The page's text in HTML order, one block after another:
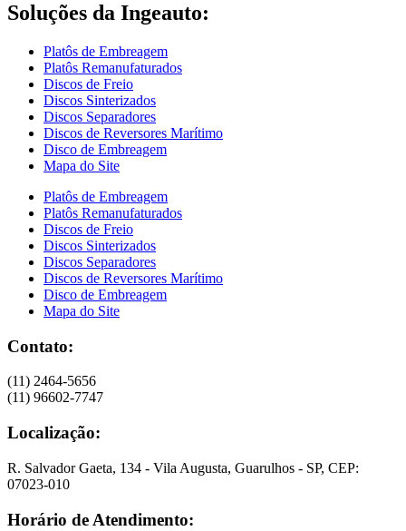
Soluções da Ingeauto:
Platôs de Embreagem
Platôs Remanufaturados
Discos de Freio
Discos Sinterizados
Discos Separadores
Discos de Reversores Marítimo
Disco de Embreagem
Mapa do Site
Platôs de Embreagem
Platôs Remanufaturados
Discos de Freio
Discos Sinterizados
Discos Separadores
Discos de Reversores Marítimo
Disco de Embreagem
Mapa do Site
Contato:
(11) 2464-5656
(11) 96602-7747
Localização:
R. Salvador Gaeta, 134 - Vila Augusta, Guarulhos - SP, CEP:
07023-010
Horário de Atendimento: